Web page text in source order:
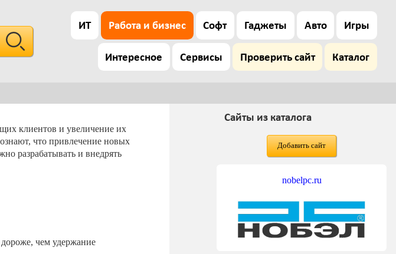
ИТ Работа и бизнес Софт Гаджеты Авто Игры
Интересное Сервисы Проверить сайт Каталог
клиентов и увеличение их
что привлечение новых
разрабатывать и внедрять
чем удержание
Сайты из каталога
Добавить сайт
nobelpc.ru